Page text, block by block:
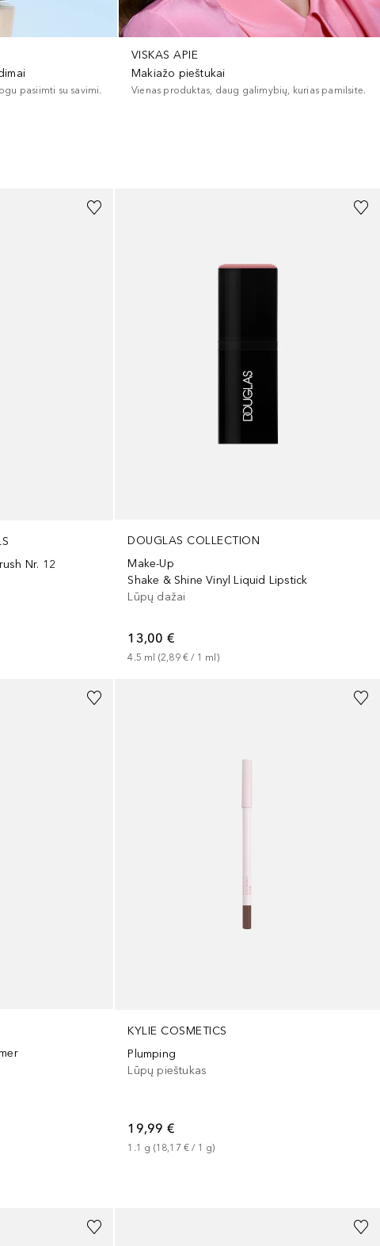
pasiimti su savimi.
VISKAS APIE
Makiažo pieštukai
Vienas produktas, daug galimybių, kurias pamilsite.
Nr. 12
DOUGLAS COLLECTION
Make-Up
Shake & Shine Vinyl Liquid Lipstick
Lūpų dažai
13,00 €
4.5 ml (2,89 € / 1 ml )
KYLIE COSMETICS
Plumping
Lūpų pieštukas
19,99 €
1.1 g (18,17 € / 1 g)
+3